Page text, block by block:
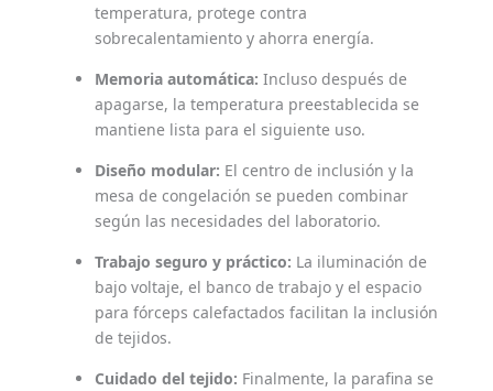
temperatura, protege contra
sobrecalentamiento y ahorra energía.
Memoria automática: Incluso después de
apagarse, la temperatura preestablecida se
mantiene lista para el siguiente uso.
Diseño modular: El centro de inclusión y la
mesa de congelación se pueden combinar
según las necesidades del laboratorio.
Trabajo seguro y práctico: La iluminación de
bajo voltaje, el banco de trabajo y el espacio
para fórceps calefactados facilitan la inclusión
de tejidos.
Cuidado del tejido: Finalmente, la parafina se